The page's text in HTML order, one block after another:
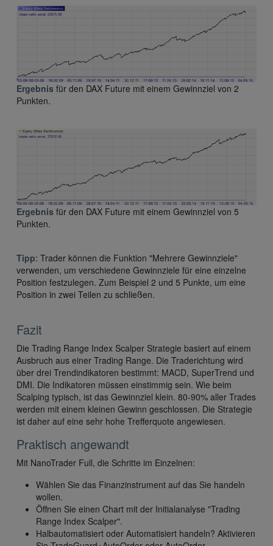
Ergebnis für den DAX Future mit einem Gewinnziel von 2
Punkten.
Ergebnis für den DAX Future mit einem Gewinnziel von 5
Punkten.
Tipp: Trader können die Funktion "Mehrere Gewinnziele"
verwenden, um verschiedene Gewinnziele für eine einzelne
Position festzulegen. Zum Beispiel 2 und 5 Punkte, um eine
Position in zwei Teilen zu schließen.
Fazit
Die Trading Range Index Scalper Strategie basiert auf einem
Ausbruch aus einer Trading Range. Die Traderichtung wird
über drei Trendindikatoren bestimmt: MACD, SuperTrend und
DMI. Die Indikatoren müssen einstimmig sein. Wie beim
Scalping typisch, ist das Gewinnziel klein. 80-90% aller Trades
werden mit einem kleinen Gewinn geschlossen. Die Strategie
ist daher auf eine sehr hohe Trefferquote angewiesen.
Praktisch angewandt
Mit NanoTrader Full, die Schritte im Einzelnen:
Wählen Sie das Finanzinstrument auf das Sie handeln
wollen.
Öffnen Sie einen Chart mit der Initialanalyse "Trading
Range Index Scalper".
Halbautomatisiert oder Automatisiert handeln? Aktivieren